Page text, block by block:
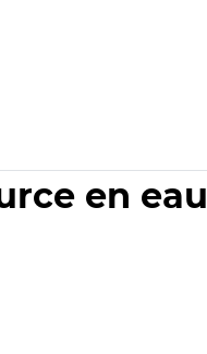
en eau